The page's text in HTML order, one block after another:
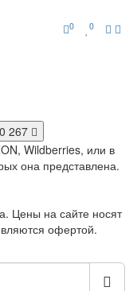
0
0
267
Wildberries, или в
она представлена.
Цены на сайте носят
офертой.